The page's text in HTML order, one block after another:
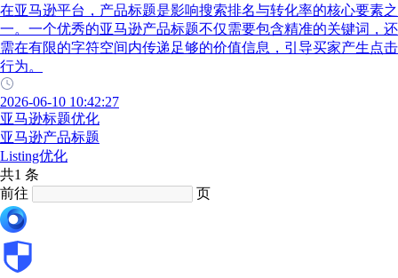
在亚马逊平台，产品标题是影响搜索排名与转化率的核心要素之
一。一个优秀的亚马逊产品标题不仅需要包含精准的关键词，还
需在有限的字符空间内传递足够的价值信息，引导买家产生点击
行为。
2026-06-10 10:42:27
亚马逊标题优化
亚马逊产品标题
Listing优化
共1 条
前往
页